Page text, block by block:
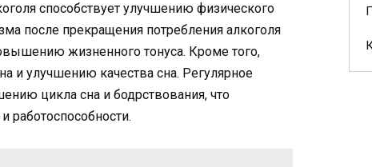
способствует улучшению физического
после прекращения потребления алкоголя
жизненного тонуса. Кроме того,
и улучшению качества сна. Регулярное
цикла сна и бодрствования, что
работоспособности.